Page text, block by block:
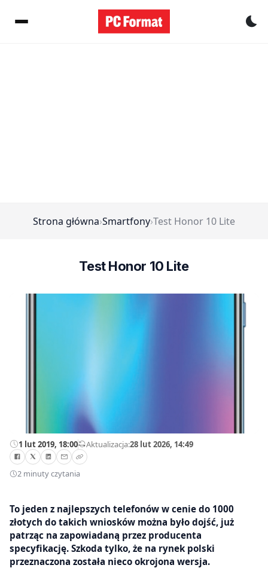
Strona główna›Smartfony›Test Honor 10 Lite
Test Honor 10 Lite
1 lut 2019, 18:00—Aktualizacja:28 lut 2026, 14:49
2 minuty czytania
To jeden z najlepszych telefonów w cenie do 1000
złotych do takich wniosków można było dojść, już
patrząc na zapowiadaną przez producenta
specyfikację. Szkoda tylko, że na rynek polski
przeznaczona została nieco okrojona wersja.